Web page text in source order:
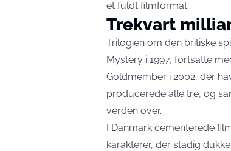
et fuldt filmformat.
Trekvart
Trilogien om den britiske
Mystery i 1997, fortsatte
Goldmember i 2002, der
producerede alle tre, og
verden over.
I Danmark cementerede
karakterer, der stadig